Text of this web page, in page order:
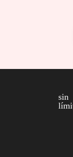
sin